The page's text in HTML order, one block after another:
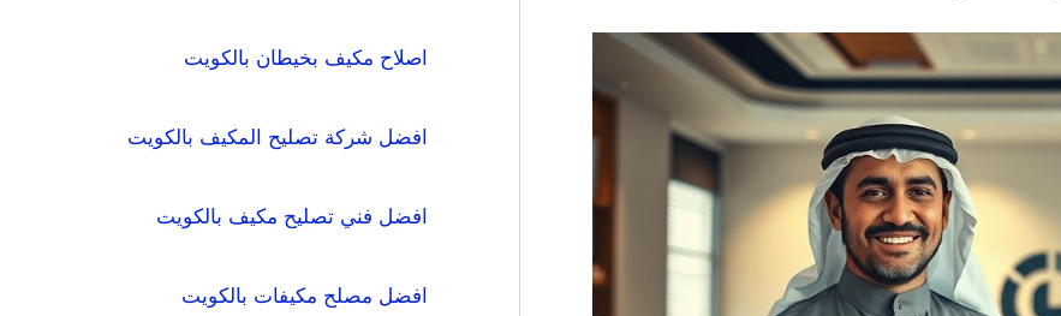
اصلاح مكيف بخيطان بالكويت
افضل شركة تصليح المكيف بالكويت
افضل فني تصليح مكيف بالكويت
افضل مصلح مكيفات بالكويت